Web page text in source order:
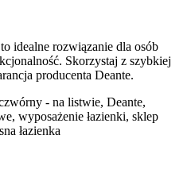
idealne rozwiązanie dla osób
Skorzystaj z szybkiej
producenta Deante.
- na listwie, Deante,
wyposażenie łazienki, sklep
łazienka